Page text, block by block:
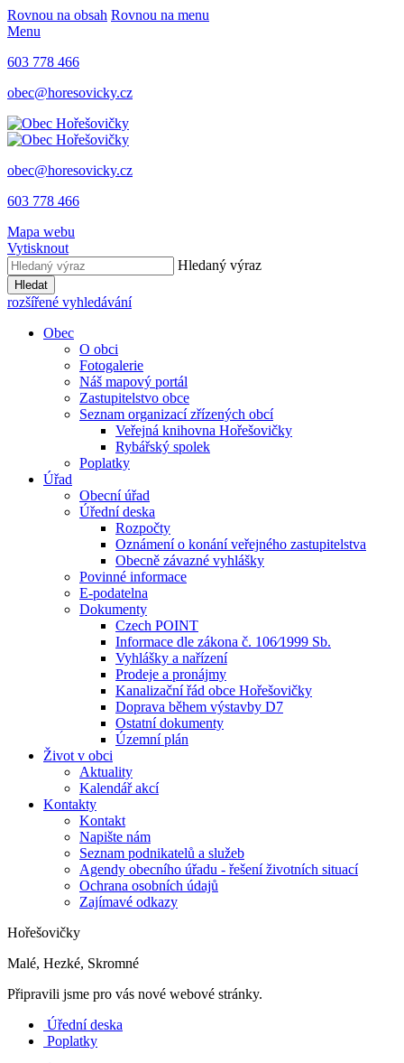
Rovnou na obsah Rovnou na menu
Menu
603 778 466
obec@horesovicky.cz
obec@horesovicky.cz
603 778 466
Mapa webu
Vytisknout
Hledaný výraz
Hledat
rozšířené vyhledávání
Obec
O obci
Fotogalerie
Náš mapový portál
Zastupitelstvo obce
Seznam organizací zřízených obcí
Veřejná knihovna Hořešovičky
Rybářský spolek
Poplatky
Úřad
Obecní úřad
Úřední deska
Rozpočty
Oznámení o konání veřejného zastupitelstva
Obecně závazné vyhlášky
Povinné informace
E-podatelna
Dokumenty
Czech POINT
Informace dle zákona č. 106⁄1999 Sb.
Vyhlášky a nařízení
Prodeje a pronájmy
Kanalizační řád obce Hořešovičky
Doprava během výstavby D7
Ostatní dokumenty
Územní plán
Život v obci
Aktuality
Kalendář akcí
Kontakty
Kontakt
Napište nám
Seznam podnikatelů a služeb
Agendy obecního úřadu - řešení životních situací
Ochrana osobních údajů
Zajímavé odkazy
Hořešovičky
Malé, Hezké, Skromné
Připravili jsme pro vás nové webové stránky.
Úřední deska
Poplatky